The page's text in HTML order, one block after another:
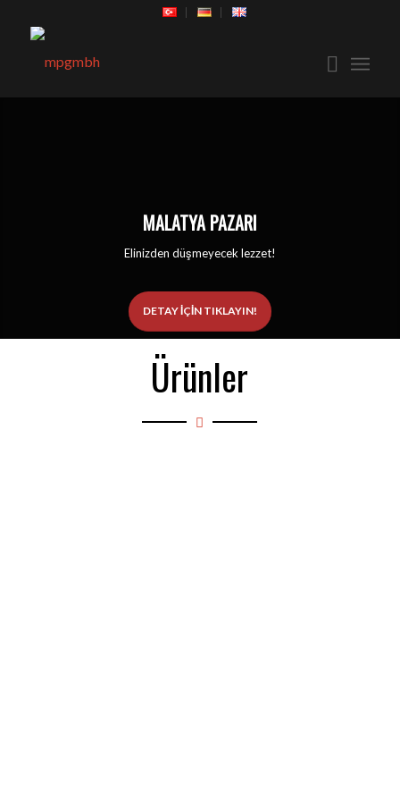
MALATYA PAZARI
Elinizden düşmeyecek lezzet!
DETAY IÇIN TIKLAYIN!
Ürünler